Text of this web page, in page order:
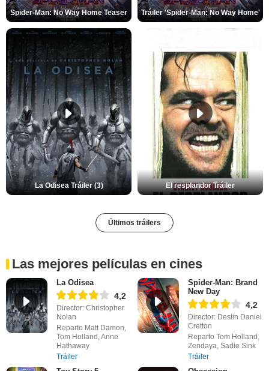
Spider-Man: No Way Home Teaser Tráiler 'Spider-Man: No Way Home'
La Odisea Tráiler (3) El resplandor Tráiler
Últimos tráilers
Las mejores películas en cines
La Odisea
4,2
Director: Christopher
Nolan
Reparto Matt Damon,
Tom Holland, Anne
Hathaway
Tráiler
Spider-Man: Brand
New Day
4,2
Director: Destin Daniel
Cretton
Reparto Tom Holland,
Zendaya, Sadie Sink
Tráiler